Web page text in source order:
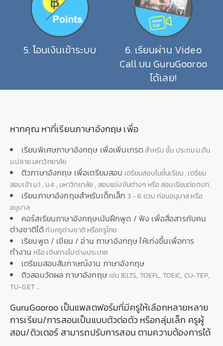
5. โอนเงินเข้าระบบ 6. เรียนผ่าน Video
Call บน GuruGooroo
ได้เลย!
หากคุณ หาที่เรียนภาษาอังกฤษ เพื่อ
เรียนพิเศษภาษาอังกฤษ เพื่อเพิ่มเกรด สำหรับ ชั้น ประถม ม.ต้น
ม.ปลาย มหาวิทยาลัย
ติวภาษาอังกฤษ เพื่อเตรียมสอบ เตรียมสอบในชั้นเรียน , เตรียม
สอบเข้า ม.1 , ม.4 , มหาวิทยาลัย , สอบแข่งขันต่างๆ หรือ สอบเรียนต่อตปท.
เรียนภาษาอังกฤษสำหรับเด็กเล็ก 3 - 6 ขวบ ก่อนอนุบาล หรือ
อนุบาล
คอร์สเรียนภาษาอังกฤษเน้นฝึกพูด / ฟัง เพื่อสื่อสารกับคน
ต่างชาติได้กับครูต่างชาติ หรือครูไทย
เรียนพูด / เขียน / อ่าน ภาษาอังกฤษ ให้เก่งขึ้นเพื่อการ
ทำงาน หรือ เดินทางไปต่างประเทศ
เตรียมสอบสัมภาษณ์งาน ภาษาอังกฤษ
ติวสอบวัดผล ภาษาอังกฤษ เช่น IELTS, TOEFL, TOEIC, CU-TEP,
TU-GET ...
GuruGooroo เป็นแพลตฟอร์มที่มีครูให้เลือกหลายหลาย
การเรียน/การสอนเป็นแบบตัวต่อตัว หรือกลุ่มเล็ก ครูผู้
สอน/ติวเตอร์ สามารถปรับการสอน ตามความต้องการได้